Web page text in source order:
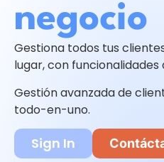
negocio
Gestiona todos tus
lugar, con
Gestión avanzada de
todo-en-uno.
Sign In